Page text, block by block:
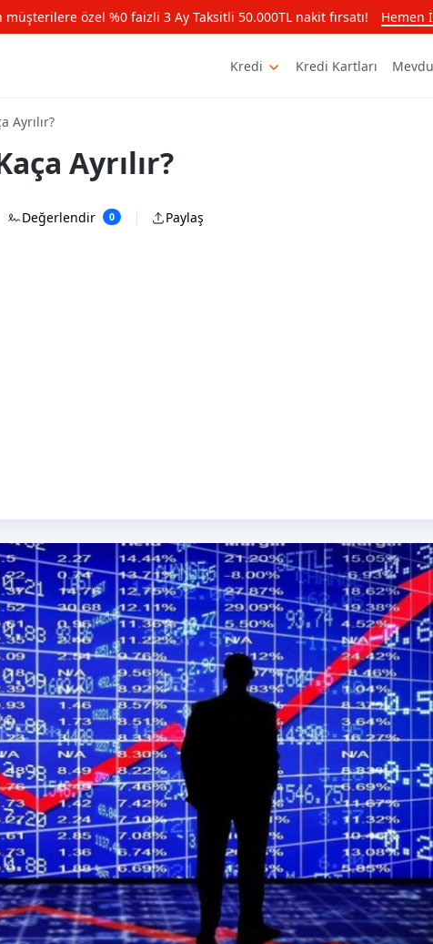
özel %0 faizli 3 Ay Taksitli 50.000TL nakit fırsatı! Hemen
Kredi Kredi Kartları
Ayrılır?
Ayrılır?
Değerlendir 0 Paylaş